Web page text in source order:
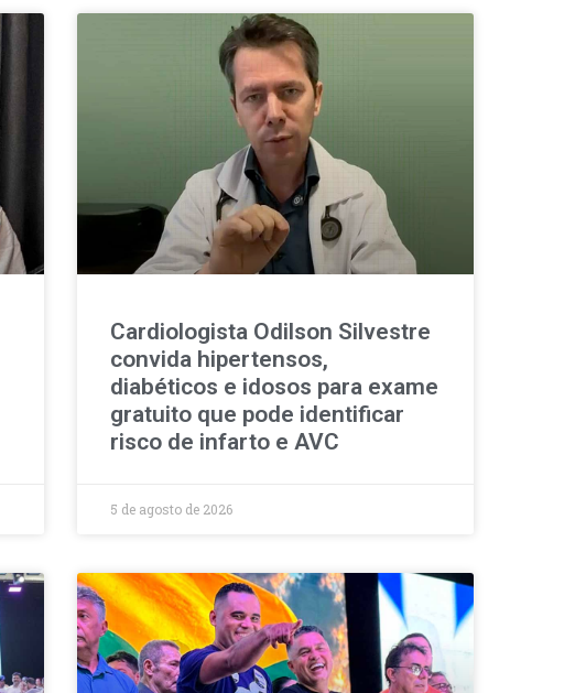
Cardiologista Odilson Silvestre
convida hipertensos,
diabéticos e idosos para exame
gratuito que pode identificar
risco de infarto e AVC
5 de agosto de 2026